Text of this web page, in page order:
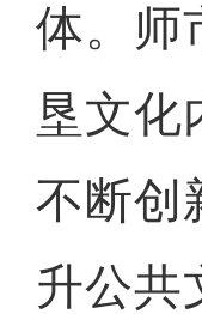
体。师
垦文化
不断创
升公共